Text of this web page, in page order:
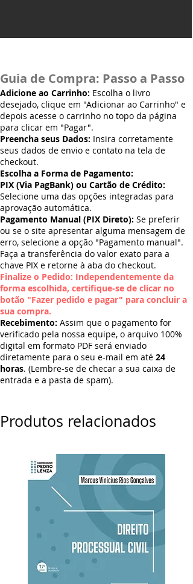
Guia de Compra: Passo a Passo
Adicione ao Carrinho: Escolha o livro
desejado, clique em "Adicionar ao Carrinho" e
depois acesse o carrinho no topo da página
para clicar em "Pagar".
Preencha seus Dados: Insira corretamente
seus dados de envio e contato na tela de
checkout.
Escolha a Forma de Pagamento:
PIX (Via PagBank) ou Cartão de Crédito:
Selecione uma das opções integradas para
aprovação automática.
Pagamento Manual (PIX Direto): Se preferir
ou se o site apresentar alguma mensagem de
erro, selecione a opção "Pagamento manual".
Faça a transferência do valor exato para a
chave PIX e retorne à aba do checkout.
Finalize o Pedido: Independentemente da
forma escolhida, certifique-se de clicar no
botão "Fazer pedido e pagar" para concluir a
sua compra.
Recebimento: Assim que o pagamento for
verificado pela nossa equipe, o arquivo 100%
digital em formato PDF será enviado
diretamente para o seu e-mail em até 24
horas. (Lembre-se de checar a sua caixa de
entrada e a pasta de spam).
Produtos relacionados